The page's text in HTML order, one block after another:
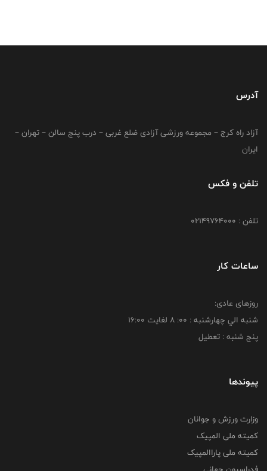
آدرس
آزاد راه کرج – مجموعه ورزشی آزادی ضلع غربی – درب پنج سالن – تهران –
ایران
تلفن و فکس
تلفن : 02149764000
ساعات کار
روزهای عادی:
شنبه الي چهارشنبه : 00: 8 لغايت 16:00
پنج شنبه : تعطیل
پیوندها
وزارت ورزش و جوانان
کمیته ملی المپیک
کمیته ملی پاراالمپیک